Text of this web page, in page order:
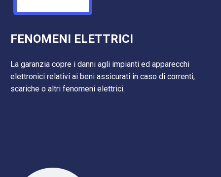
FENOMENI ELETTRICI
La garanzia copre i danni agli impianti ed apparecchi
elettronici relativi ai beni assicurati in caso di correnti,
scariche o altri fenomeni elettrici.